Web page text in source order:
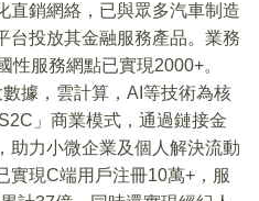
直銷網絡，已與眾多汽車制造
台投放其金融服務產品。業務
性服務網點已實現2000+。
據，雲計算，AI等技術為核
」商業模式，通過鏈接金
助力小微企業及個人解決流動
實現C端用戶注冊10萬+，服